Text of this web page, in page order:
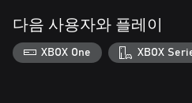
다음 사용자와 플레이
XBOX One XBOX